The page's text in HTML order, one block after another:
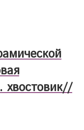
хвостовик//